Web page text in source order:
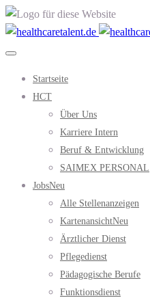
Startseite
HCT
Über Uns
Karriere Intern
Beruf & Entwicklung
SAIMEX PERSONAL
JobsNeu
Alle Stellenanzeigen
KartenansichtNeu
Ärztlicher Dienst
Pflegedienst
Pädagogische Berufe
Funktionsdienst